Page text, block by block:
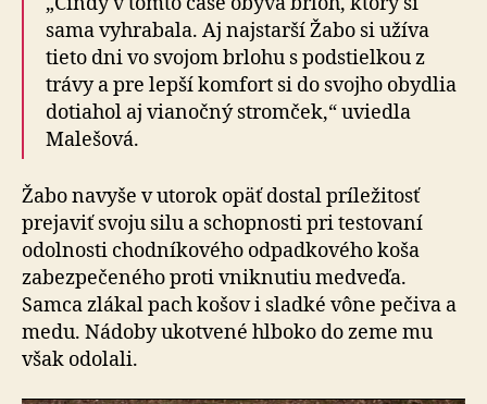
sama vyhrabala. Aj najstarší Žabo si užíva
tieto dni vo svojom brlohu s podstielkou z
trávy a pre lepší komfort si do svojho obydlia
dotiahol aj vianočný stromček,“ uviedla
Malešová.
Žabo navyše v utorok opäť dostal príležitosť
prejaviť svoju silu a schopnosti pri testovaní
odolnosti chodníkového odpadkového koša
zabezpečeného proti vniknutiu medveďa.
Samca zlákal pach košov i sladké vône pečiva a
medu. Nádoby ukotvené hlboko do zeme mu
však odolali.